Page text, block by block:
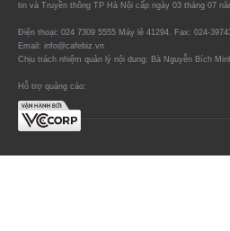
tin và Truyền thông TP Hà Nội cấp ngày 03 tháng 07
Điện thoại: 024 7309 5555 Máy lẻ 41294. Fax: 024-
Email: info@cafebiz.vn
Chịu trách nhiệm quản lý nội dung: Bà Nguyễn Bích
Hỗ trợ quảng cáo: